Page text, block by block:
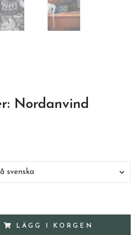
Nordanvind
svenska
LÄGG I KORGEN